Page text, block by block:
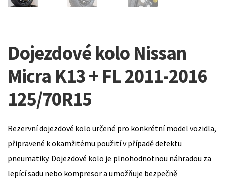
Dojezdové kolo Nissan
Micra K13 + FL 2011-2016
125/70R15
Rezervní dojezdové kolo určené pro konkrétní model vozidla,
připravené k okamžitému použití v případě defektu
pneumatiky. Dojezdové kolo je plnohodnotnou náhradou za
lepící sadu nebo kompresor a umožňuje bezpečně